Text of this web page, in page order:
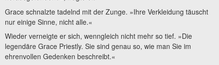
Grace schnalzte tadelnd mit der Zunge. »Ihre Verkleidung täuscht
nur einige Sinne, nicht alle.«
Wieder verneigte er sich, wenngleich nicht mehr so tief. »Die
legendäre Grace Priestly. Sie sind genau so, wie man Sie im
ehrenvollen Gedenken beschreibt.«